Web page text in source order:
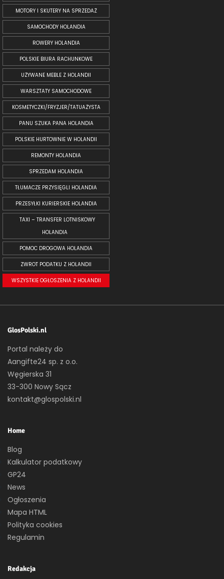
MOTORY I SKUTERY NA SPRZEDAŻ
SAMOCHODY HOLANDIA
ROWERY HOLANDIA
POLSKIE BIURA RACHUNKOWE
UŻYWANE MEBLE Z HOLANDII
WARSZTATY SAMOCHODOWE
KOSMETYCZKI/FRYZJER/TATUAŻYSTA
PANU SZUKA PANA HOLANDIA
POLSKIE HURTOWNIE W HOLANDII
REMONTY HOLANDIA
SPRZEDAM HOLANDIA
TŁUMACZE PRZYSIĘGLI HOLANDIA
PRZESYŁKI KURIERSKIE HOLANDIA
TAXI – TRANSFER LOTNISKOWY
HOLANDIA
POMOC DROGOWA HOLANDIA
ZWROT PODATKU Z HOLANDII
WSZYSTKIE OGŁOSZENIA Z HOLANDII
GlosPolski.nl
Portal należy do
Aangifte24 sp. z o.o.
Węgierska 31
33-300 Nowy Sącz
kontakt@glospolski.nl
Home
Blog
Kalkulator podatkowy
GP24
News
Ogłoszenia
Mapa HTML
Polityka cookies
Regulamin
Redakcja